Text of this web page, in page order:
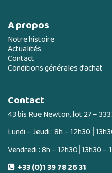
A propos
Notre histoire
Actualités
Contact
Conditions générales d’achat
Contact
43 bis Rue Newton, lot 27 –
Lundi – Jeudi : 8h – 12h30
Vendredi : 8h – 12h30⎮13h30 –
+33 (0)1 39 78 26 31